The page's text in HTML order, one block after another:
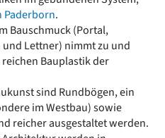
Paderborn.
Bauschmuck (Portal,
Lettner) nimmt zu und
Bauplastik der
sind Rundbögen, ein
im Westbau) sowie
reicher ausgestaltet werden.